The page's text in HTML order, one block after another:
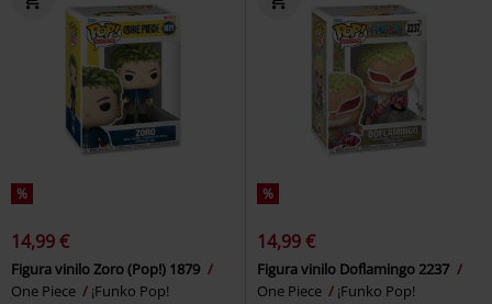
%
14,99 €
Figura vinilo Zoro (Pop!) 1879
One Piece
¡Funko Pop!
%
14,99 €
Figura vinilo Doflamingo 2237
One Piece
¡Funko Pop!